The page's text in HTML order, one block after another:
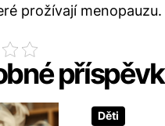
prožívají menopauzu.
Děti